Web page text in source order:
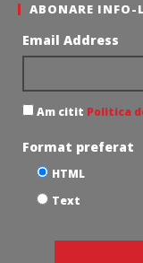
ABONARE INFO-
Email Address
Am citit Politica
Format preferat
HTML
Text